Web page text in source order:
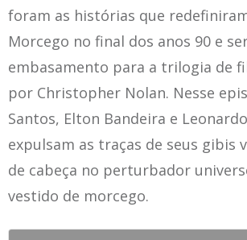
foram as histórias que
Morcego no final dos anos 90 e
embasamento para a trilogia de
por Christopher Nolan. Nesse
Santos, Elton Bandeira e
expulsam as traças de seus gibis
de cabeça no perturbador
vestido de morcego.